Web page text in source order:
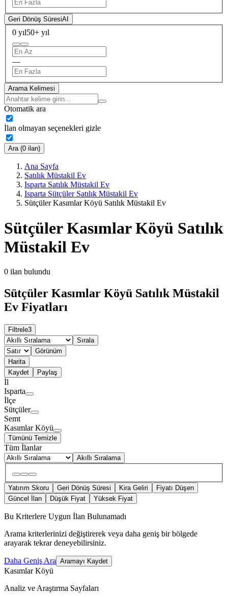
Geri Dönüş SüresiAI
0 yıl50+ yıl
—
Arama Kelimesi
Otomatik ara
İlan olmayan seçenekleri gizle
Ara (0 ilan)
Ana Sayfa
Satılık Müstakil Ev
Isparta Satılık Müstakil Ev
Isparta Sütçüler Satılık Müstakil Ev
Sütçüler Kasımlar Köyü Satılık Müstakil Ev
Sütçüler Kasımlar Köyü Satılık
Müstakil Ev
0 ilan bulundu
Sütçüler Kasımlar Köyü Satılık Müstakil
Ev Fiyatları
Filtrele3
Sırala
Görünüm
Harita
Kaydet
Paylaş
İl
Isparta
İlçe
Sütçüler
Semt
Kasımlar Köyü
Tümünü Temizle
Tüm İlanlar
Akıllı Sıralama
Yatırım Skoru Geri Dönüş Süresi Kira Geliri
Fiyatı Düşen
Güncel İlan
Düşük Fiyat Yüksek Fiyat
Bu Kriterlere Uygun İlan Bulunamadı
Arama kriterlerinizi değiştirerek veya daha geniş bir bölgede
arayarak tekrar deneyebilirsiniz.
Daha Geniş Ara Aramayı Kaydet
Kasımlar Köyü
Analiz ve Araştırma Sayfaları